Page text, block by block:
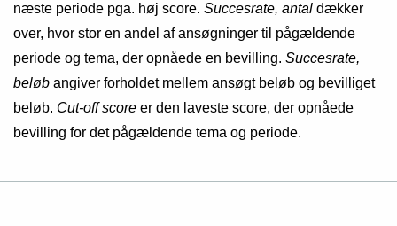
næste periode pga. høj score. Succesrate, antal dækker
over, hvor stor en andel af ansøgninger til pågældende
periode og tema, der opnåede en bevilling. Succesrate,
beløb angiver forholdet mellem ansøgt beløb og bevilliget
beløb. Cut-off score er den laveste score, der opnåede
bevilling for det pågældende tema og periode.